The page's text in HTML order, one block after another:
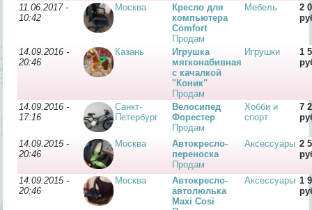
11.06.2017 -
10:42
Москва
Кресло для
компьютера
Comfort
Продам
Мебель
2
14.09.2016 -
20:46
Казань
Игрушка
мягконабивная
с качалкой
''Коник''
Продам
Игрушки
1
14.09.2016 -
17:16
Санкт-
Петербург
Велосипед
Форестер
Продам
Хобби и
спорт
7
14.09.2015 -
20:46
Москва
Автокресло-
переноска
Продам
Аксессуары 2
14.09.2015 -
20:46
Москва
Автокресло-
автолюлька
Maxi Cosi
Аксессуары 1